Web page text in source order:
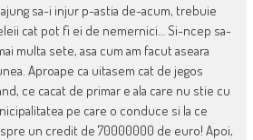
sa-i injur p-astia de-acum, trebuie
cat pot fi ei de nemernici… Si-ncep sa-
multa sete, asa cum am facut aseara
Aproape ca uitasem cat de jegos
ce cacat de primar e ala care nu stie cu
pe care o conduce si la ce
un credit de 70000000 de euro! Apoi,